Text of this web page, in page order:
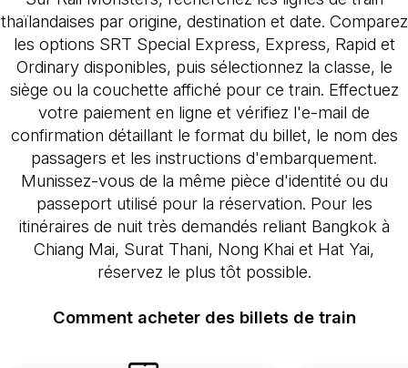
thaïlandaises par origine, destination et date. Comparez
les options SRT Special Express, Express, Rapid et
Ordinary disponibles, puis sélectionnez la classe, le
siège ou la couchette affiché pour ce train. Effectuez
votre paiement en ligne et vérifiez l'e-mail de
confirmation détaillant le format du billet, le nom des
passagers et les instructions d'embarquement.
Munissez-vous de la même pièce d'identité ou du
passeport utilisé pour la réservation. Pour les
itinéraires de nuit très demandés reliant Bangkok à
Chiang Mai, Surat Thani, Nong Khai et Hat Yai,
réservez le plus tôt possible.
Comment acheter des billets de train